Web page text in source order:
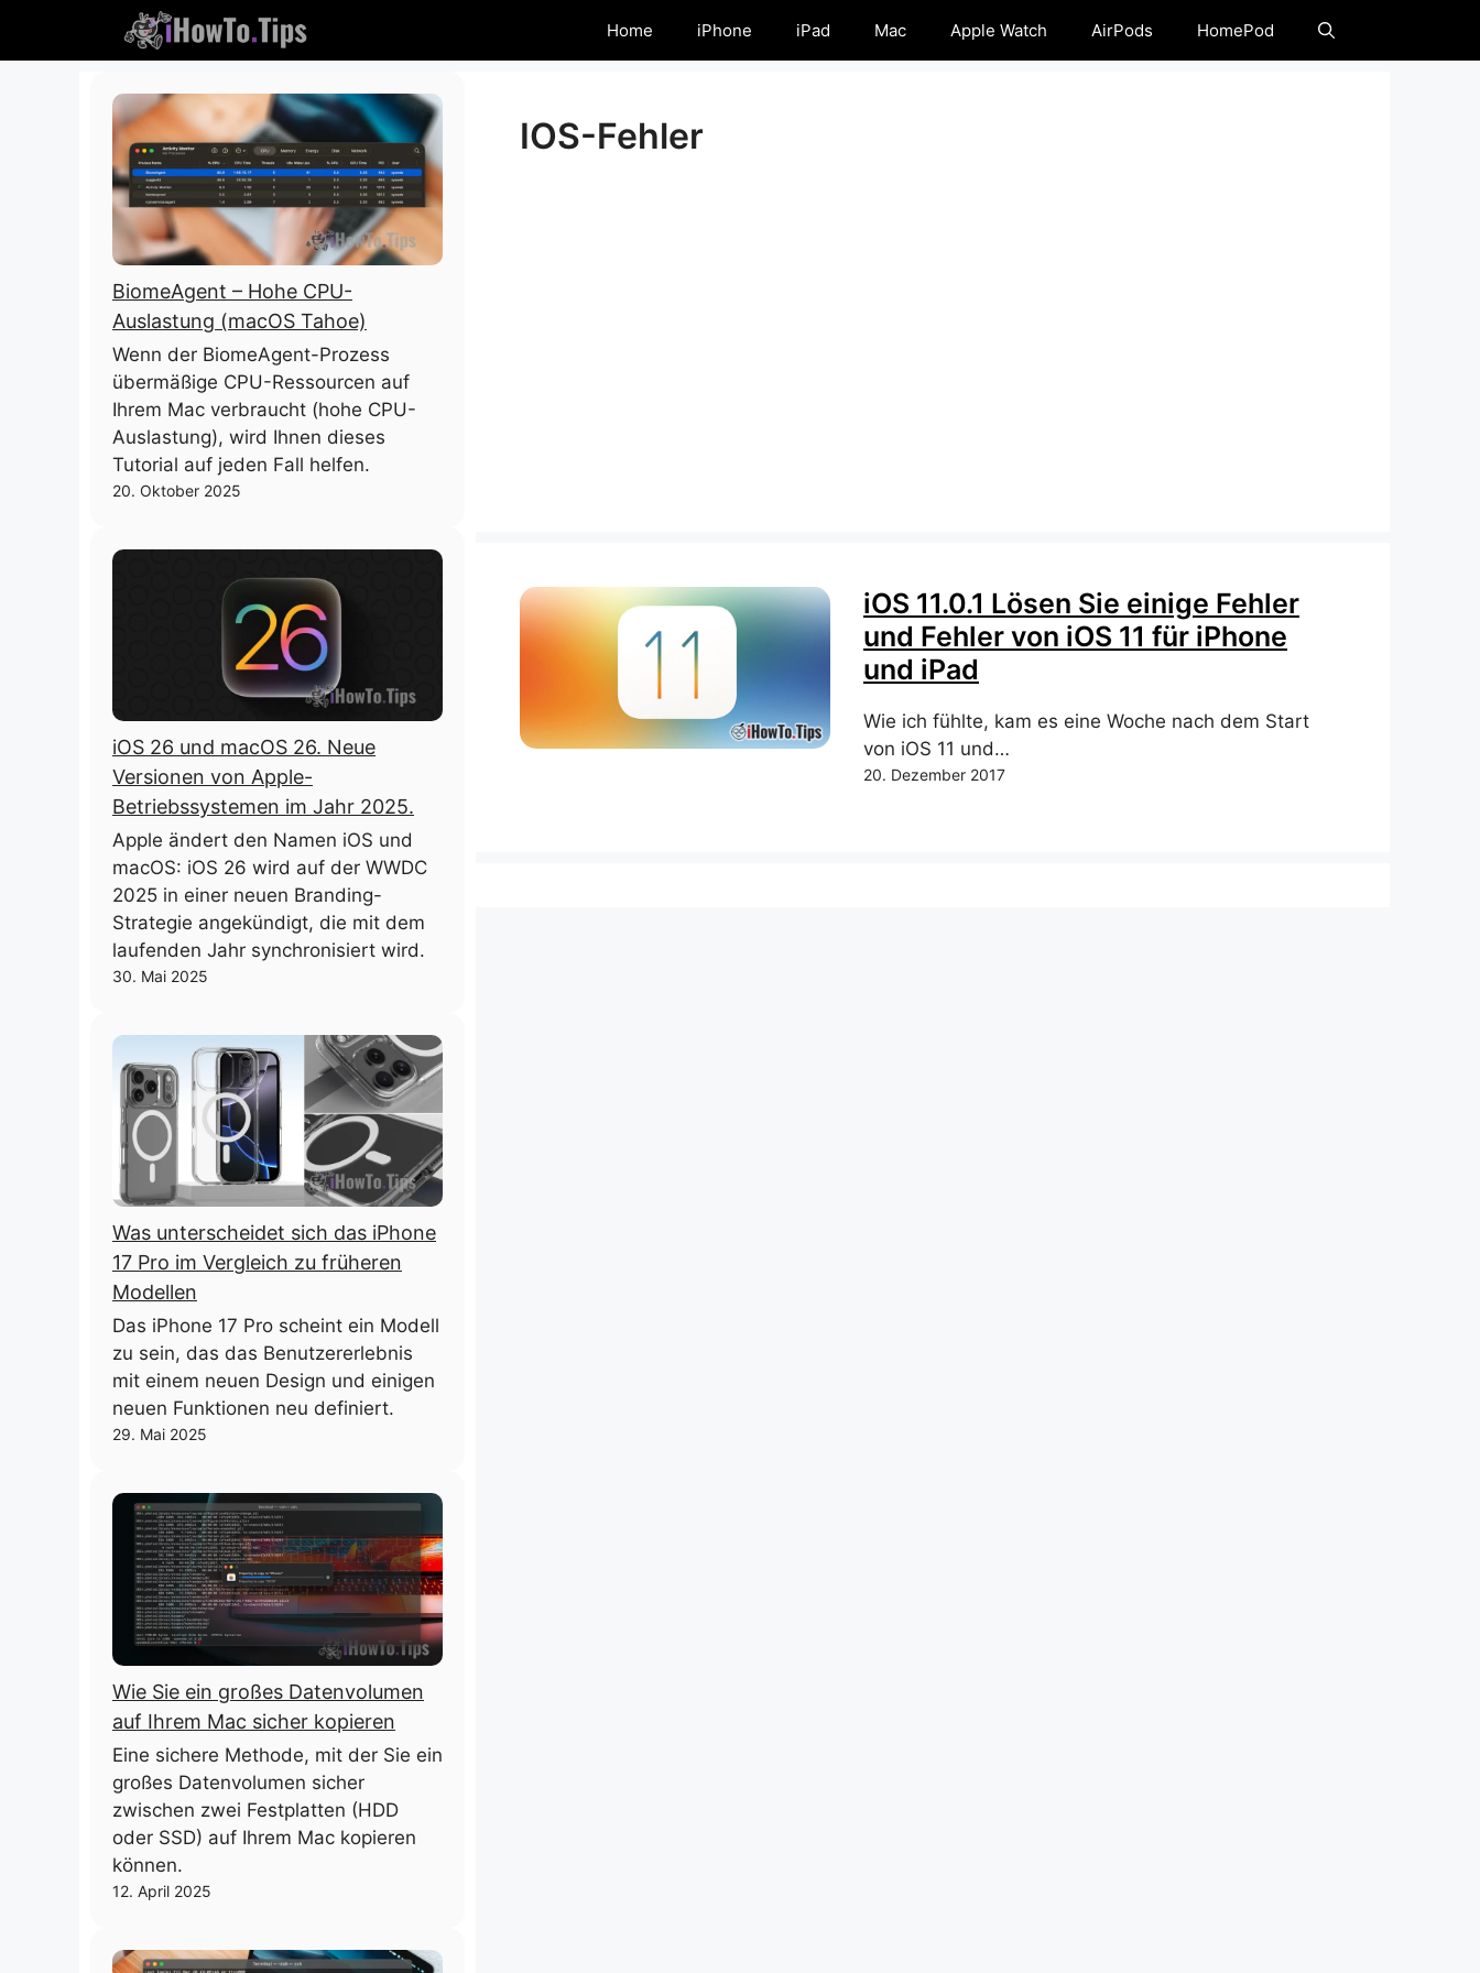
zu
Home iPhone iPad Mac Apple Watch AirPods HomePod
IOS-Fehler
iOS 11.0.1 Lösen Sie einige Fehler
und Fehler von iOS 11 für iPhone
und iPad
Wie ich fühlte, kam es eine Woche nach dem Start
von iOS 11 und…
20. Dezember 2017
BiomeAgent – ​​Hohe CPU-
Auslastung (macOS Tahoe)
Wenn der BiomeAgent-Prozess
übermäßige CPU-Ressourcen auf
Ihrem Mac verbraucht (hohe CPU-
Auslastung), wird Ihnen dieses
Tutorial auf jeden Fall helfen.
20. Oktober 2025
iOS 26 und macOS 26. Neue
Versionen von Apple-
Betriebssystemen im Jahr 2025.
Apple ändert den Namen iOS und
macOS: iOS 26 wird auf der WWDC
2025 in einer neuen Branding-
Strategie angekündigt, die mit dem
laufenden Jahr synchronisiert wird.
30. Mai 2025
Was unterscheidet sich das iPhone
17 Pro im Vergleich zu früheren
Modellen
Das iPhone 17 Pro scheint ein Modell
zu sein, das das Benutzererlebnis
mit einem neuen Design und einigen
neuen Funktionen neu definiert.
29. Mai 2025
Wie Sie ein großes Datenvolumen
auf Ihrem Mac sicher kopieren
Eine sichere Methode, mit der Sie ein
großes Datenvolumen sicher
zwischen zwei Festplatten (HDD
oder SSD) auf Ihrem Mac kopieren
können.
12. April 2025